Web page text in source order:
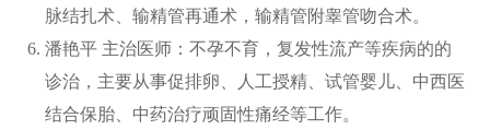
脉结扎术、输精管再通术，输精管附睾管吻合术。
潘艳平 主治医师：不孕不育，复发性流产等疾病的的
诊治，主要从事促排卵、人工授精、试管婴儿、中西医
结合保胎、中药治疗顽固性痛经等工作。